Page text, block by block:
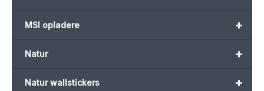
+
MSI opladere
+
Natur
+
Natur wallstickers